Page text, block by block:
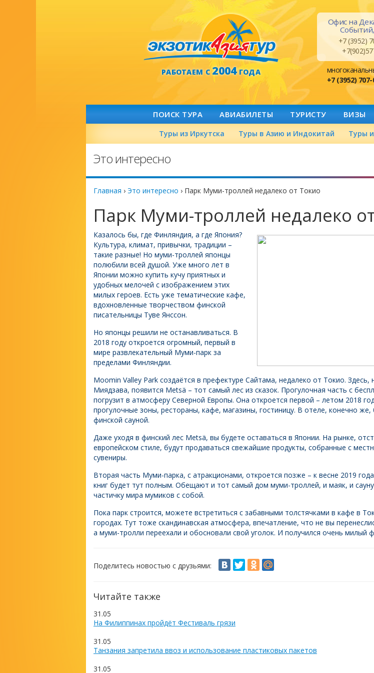
РАБОТАЕМ С2004ГОДА
Офис на
+7 (3952)
+7 (3952) 707-
ПОИСК ТУРА АВИАБИЛЕТЫ ТУРИСТУ ВИЗЫ
Туры из Иркутска Туры в Азию и Индокитай Туры
Это интересно
Главная › Это интересно › Парк Муми-троллей недалеко от Токио
Парк Муми-троллей недалеко
Казалось бы, где Финляндия, а где Япония?
Культура, климат, привычки, традиции –
такие разные! Но муми-троллей японцы
полюбили всей душой. Уже много лет в
Японии можно купить кучу приятных и
удобных мелочей с изображением этих
милых героев. Есть уже тематические кафе,
вдохновленные творчеством финской
писательницы Туве Янссон.
Но японцы решили не останавливаться. В
2018 году откроется огромный, первый в
мире развлекательный Муми-парк за
пределами Финляндии.
Moomin Valley Park создаётся в префектуре Сайтама, недалеко от Токио. Здесь,
Миядзава, появится Metsä – тот самый лес из сказок. Прогулочная часть с
погрузит в атмосферу Северной Европы. Она откроется первой – летом 2018
прогулочные зоны, рестораны, кафе, магазины, гостиницу. В отеле, конечно же,
финской сауной.
Даже уходя в финский лес Metsä, вы будете оставаться в Японии. На рынке,
европейском стиле, будут продаваться свежайшие продукты, собранные с
сувениры.
Вторая часть Муми-парка, с атракционами, откроется позже – к весне 2019
книг будет тут полным. Обещают и тот самый дом муми-троллей, и маяк, и
частичку мира мумиков с собой.
Пока парк строится, можете встретиться с забавными толстячками в кафе в
городах. Тут тоже скандинавская атмосфера, впечатление, что не вы
а муми-тролли переехали и обосновали свой уголок. И получился очень милый
Поделитесь новостью с друзьями:
Читайте также
31.05
На Филиппинах пройдёт Фестиваль грязи
31.05
Танзания запретила ввоз и использование пластиковых пакетов
31.05